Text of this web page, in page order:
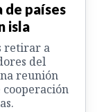
de países
isla
retirar a
del
reunión
cooperación